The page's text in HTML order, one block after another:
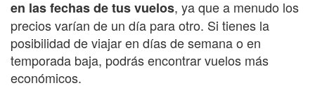
en las fechas de tus vuelos, ya que a menudo los
precios varían de un día para otro. Si tienes la
posibilidad de viajar en días de semana o en
temporada baja, podrás encontrar vuelos más
económicos.